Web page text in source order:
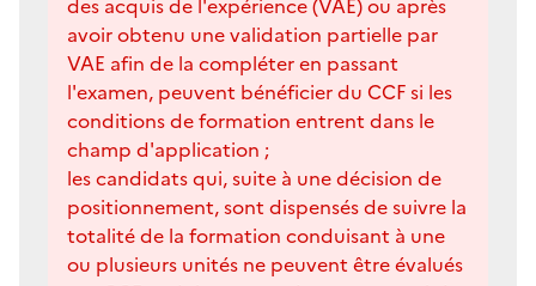
avoir obtenu une validation partielle par
VAE afin de la compléter en passant
l'examen, peuvent bénéficier du CCF si les
conditions de formation entrent dans le
champ d'application ;
les candidats qui, suite à une décision de
positionnement, sont dispensés de suivre la
totalité de la formation conduisant à une
ou plusieurs unités ne peuvent être évalués